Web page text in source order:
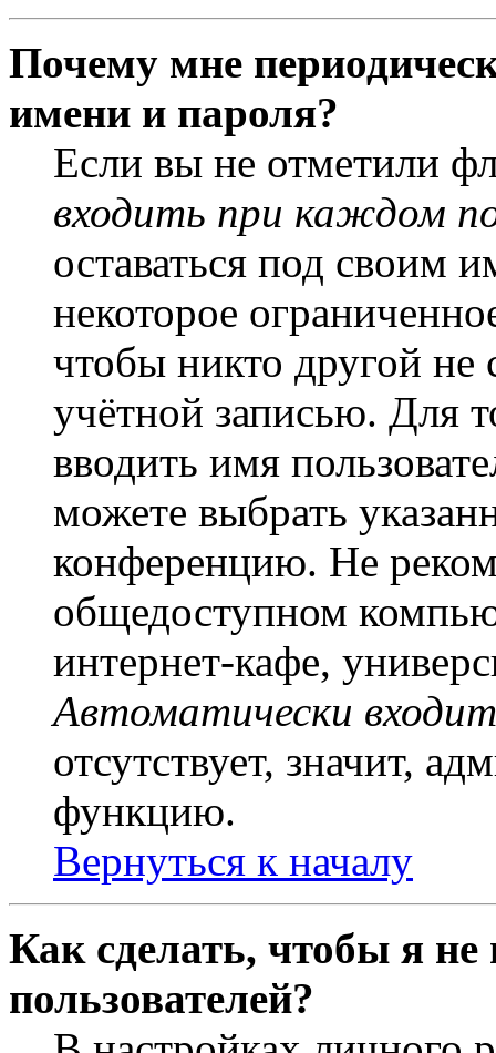
Почему мне
имени и пароля?
Если вы не отметили
входить при каждом
оставаться под своим
некоторое
чтобы никто другой не
учётной записью. Для
вводить имя
можете выбрать
конференцию. Не
общедоступном
интернет-кафе,
Автоматически
отсутствует, значит,
функцию.
Вернуться к началу
Как сделать, чтобы я
пользователей?